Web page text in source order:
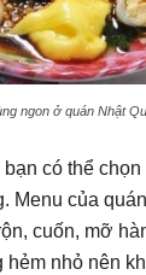
ngon ở quán Nhật
có thể
Menu của
cuốn, mỡ
nhỏ nên